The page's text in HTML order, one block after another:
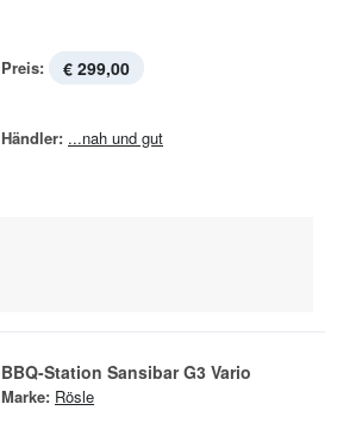
Preis: € 299,00
Händler: ...nah und gut
BBQ-Station Sansibar G3 Vario
Marke: Rösle